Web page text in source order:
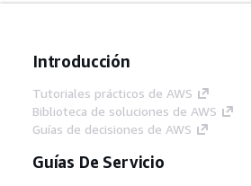
Introducción
Tutoriales prácticos de AWS
Biblioteca de soluciones de AWS
Guías de decisiones de AWS
Guías De Servicio